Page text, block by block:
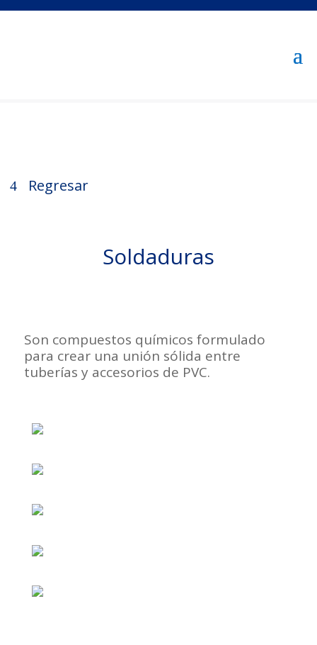
Regresar
Soldaduras
Son compuestos químicos formulado
para crear una unión sólida entre
tuberías y accesorios de PVC.